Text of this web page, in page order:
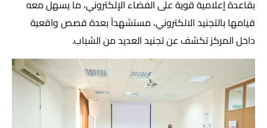
بقاعدة إعلامية قوية على الفضاء الإلكتروني، ما يسهل معه
قيامها بالتجنيد الالكتروني، مستشهداً بعدة قصص واقعية
داخل المركز تكشف عن تجنيد العديد من الشباب.